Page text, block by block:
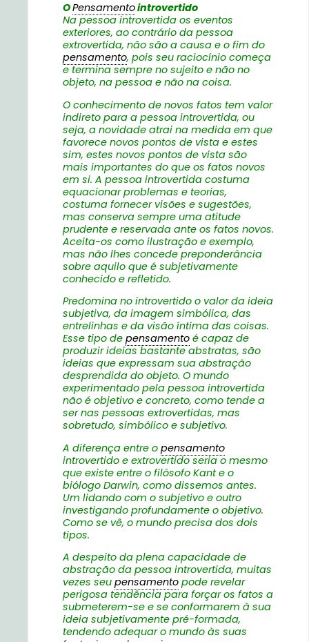
OPensamentointrovertido
Na pessoa introvertida os eventos
exteriores, ao contrário da pessoa
extrovertida, não são a causa e o fim do
pensamento, pois seu raciocínio começa
e termina sempre no sujeito e não no
objeto, na pessoa e não na coisa.
O conhecimento de novos fatos tem valor
indireto para a pessoa introvertida, ou
seja, a novidade atrai na medida em que
favorece novos pontos de vista e estes
sim, estes novos pontos de vista são
mais importantes do que os fatos novos
em si. A pessoa introvertida costuma
equacionar problemas e teorias,
costuma fornecer visões e sugestões,
mas conserva sempre uma atitude
prudente e reservada ante os fatos novos.
Aceita-os como ilustração e exemplo,
mas não lhes concede preponderância
sobre aquilo que é subjetivamente
conhecido e refletido.
Predomina no introvertido o valor da ideia
subjetiva, da imagem simbólica, das
entrelinhas e da visão íntima das coisas.
Esse tipo de pensamento é capaz de
produzir ideias bastante abstratas, são
ideias que expressam sua abstração
desprendida do objeto. O mundo
experimentado pela pessoa introvertida
não é objetivo e concreto, como tende a
ser nas pessoas extrovertidas, mas
sobretudo, simbólico e subjetivo.
A diferença entre o pensamento
introvertido e extrovertido seria o mesmo
que existe entre o filósofo Kant e o
biólogo Darwin, como dissemos antes.
Um lidando com o subjetivo e outro
investigando profundamente o objetivo.
Como se vê, o mundo precisa dos dois
tipos.
A despeito da plena capacidade de
abstração da pessoa introvertida, muitas
vezes seu pensamento pode revelar
perigosa tendência para forçar os fatos a
submeterem-se e se conformarem à sua
ideia subjetivamente pré-formada,
tendendo adequar o mundo às suas